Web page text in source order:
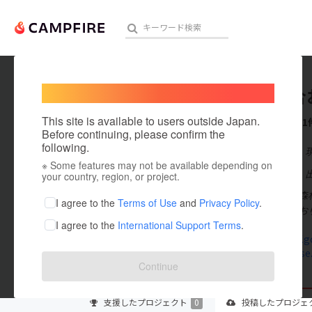
人気のプロジェクト 注目の
アート・写真
テクノロジー・ガジェット
映像・映画
ビジネス・起業
まちづくり・地域活性化
This site is available to users outside Japan.
Before continuing, please confirm the
following.
※ Some features may not be available depending on
your country, region, or project.
I agree to the Terms of Use and Privacy Policy.
I agree to the International Support Terms.
Continue
森林組
これまでに1
出身国：日本
森林組合は、
を対象として
支援したプロジェクト 0 投稿したプロジェ